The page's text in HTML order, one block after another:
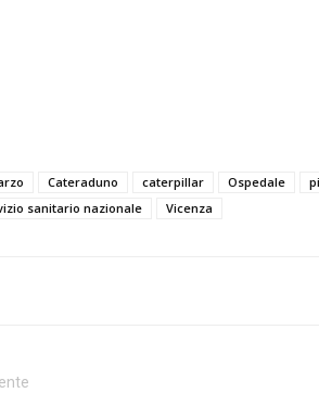
Cateraduno caterpillar Ospedale
sanitario nazionale Vicenza